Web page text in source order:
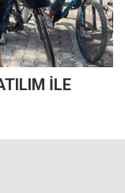
İLE